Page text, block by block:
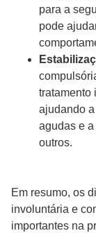
para a
pode
tratamento
ajudando
agudas e
outros.
Em resumo, os
involuntária e
importantes na